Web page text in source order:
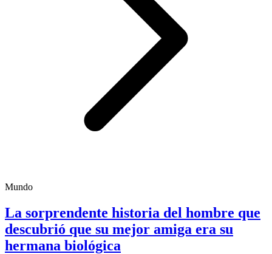
Mundo
La sorprendente historia del hombre que
descubrió que su mejor amiga era su
hermana biológica